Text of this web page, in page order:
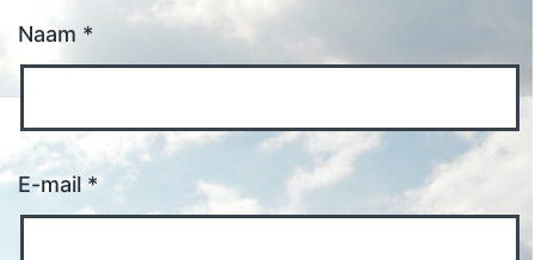
Naam *
E-mail *